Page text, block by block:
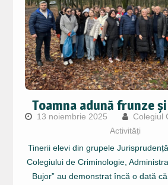
Toamna adună frunze
13 noiembrie 2025
Colegiul
Activități
Tinerii elevi din grupele
Colegiului de Criminologie,
Bujor” au demonstrat încă o dată